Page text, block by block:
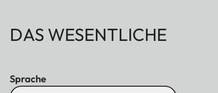
DAS WESENTLICHE
Sprache